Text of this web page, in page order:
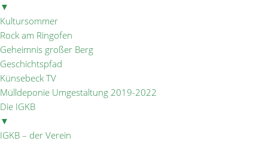
▼
Kultursommer
Rock am Ringofen
Geheimnis großer Berg
Geschichtspfad
Künsebeck TV
Mülldeponie Umgestaltung 2019-2022
Die IGKB
▼
IGKB – der Verein